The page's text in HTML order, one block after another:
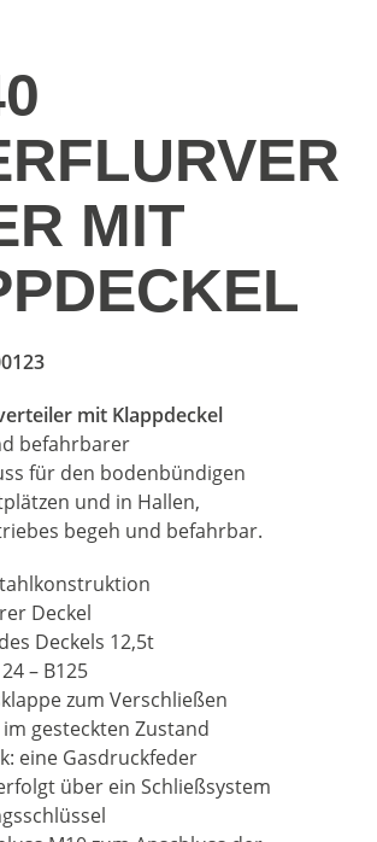
MIT
mit Klappdeckel
befahrbarer
für den bodenbündigen
und in Hallen,
begeh und befahrbar.
Deckel
Deckels 12,5t
– B125
zum Verschließen
gesteckten Zustand
eine Gasdruckfeder
über ein Schließsystem